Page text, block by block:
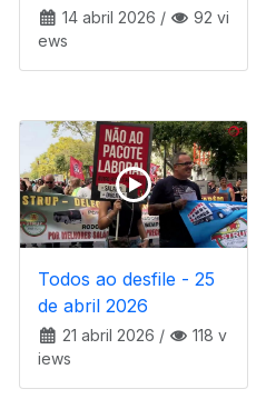
14 abril 2026 /
92 vi
ews
Todos ao desfile - 25
de abril 2026
21 abril 2026 /
118 v
iews